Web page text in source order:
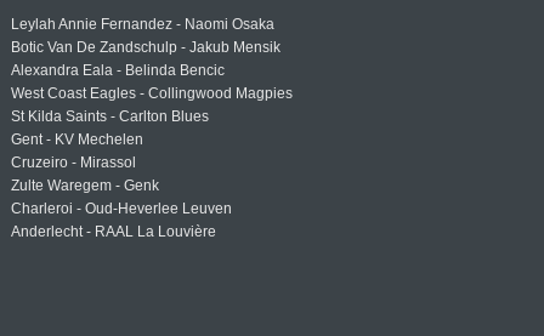
Leylah Annie Fernandez - Naomi Osaka
Botic Van De Zandschulp - Jakub Mensik
Alexandra Eala - Belinda Bencic
West Coast Eagles - Collingwood Magpies
St Kilda Saints - Carlton Blues
Gent - KV Mechelen
Cruzeiro - Mirassol
Zulte Waregem - Genk
Charleroi - Oud-Heverlee Leuven
Anderlecht - RAAL La Louvière